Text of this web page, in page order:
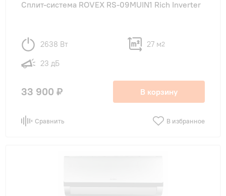
Сплит-система ROVEX RS-09MUIN1 Rich Inverter
2638 Вт 27 м2
23 дБ
33 900 ₽ В корзину
Сравнить В избранное